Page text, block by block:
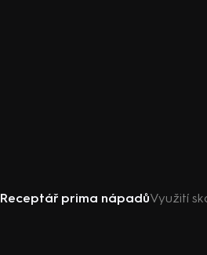
Receptář prima nápadůVyužití